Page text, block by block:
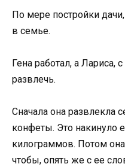
По мере постройки
в семье.
Гена работал, а Лариса,
развлечь.
Сначала она развлекла
конфеты. Это накинуло
килограммов. Потом
чтобы, опять же с ее